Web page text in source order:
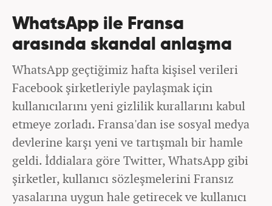
WhatsApp ile Fransa
arasında skandal anlaşma
WhatsApp geçtiğimiz hafta kişisel verileri
Facebook şirketleriyle paylaşmak için
kullanıcılarını yeni gizlilik kurallarını kabul
etmeye zorladı. Fransa'dan ise sosyal medya
devlerine karşı yeni ve tartışmalı bir hamle
geldi. İddialara göre Twitter, WhatsApp gibi
şirketler, kullanıcı sözleşmelerini Fransız
yasalarına uygun hale getirecek ve kullanıcı